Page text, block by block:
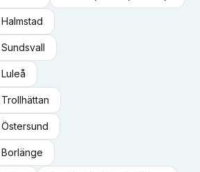
Halmstad
Sundsvall
Luleå
Trollhättan
Östersund
Borlänge